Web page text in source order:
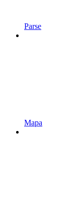
Parse
Mapa